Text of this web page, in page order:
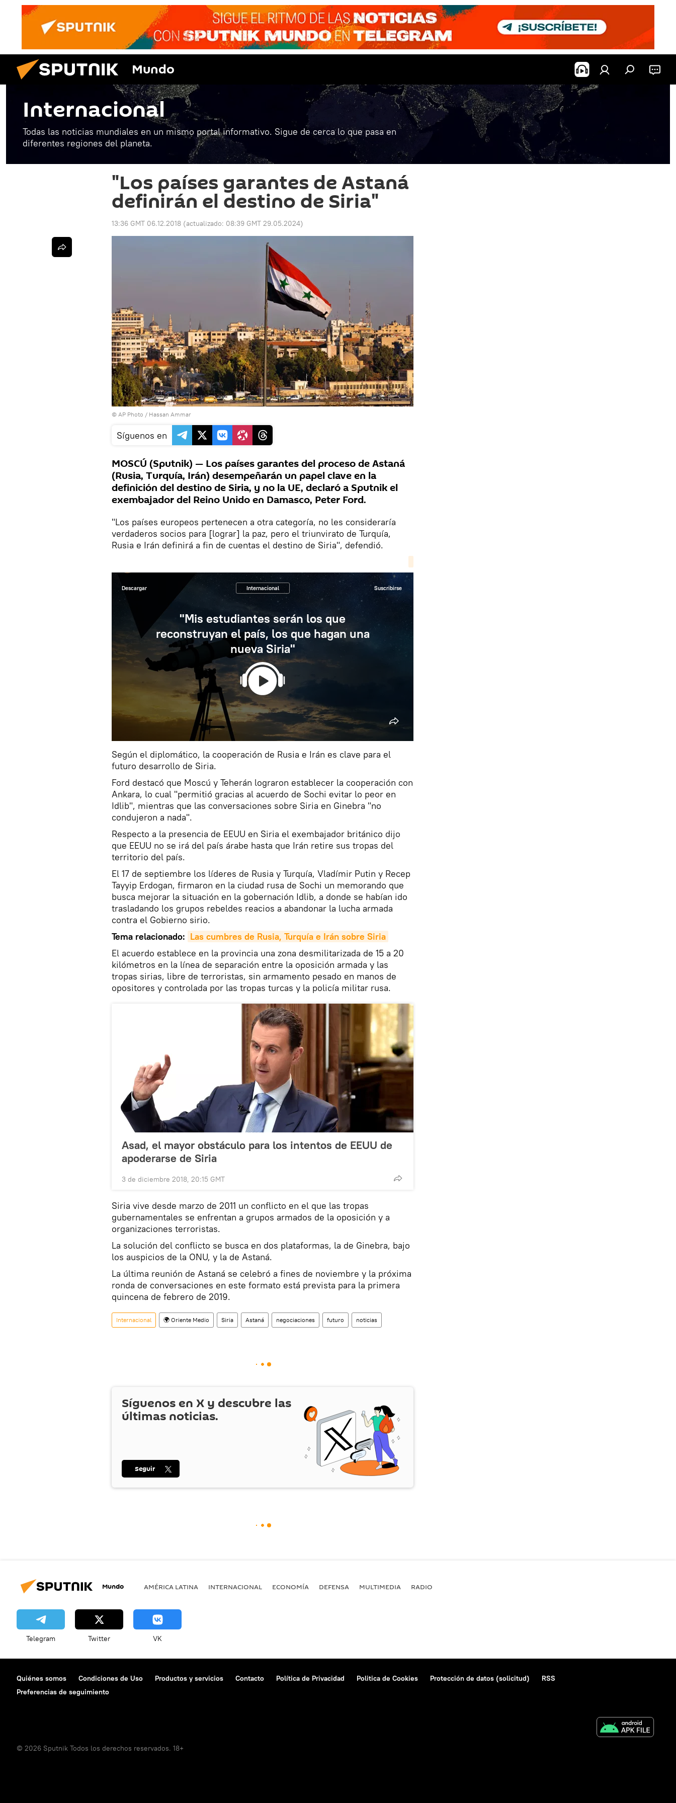
Mundo
Internacional
Todas las noticias mundiales en un mismo portal informativo. Sigue de cerca lo que pasa en
diferentes regiones del planeta.
"Los países garantes de Astaná
definirán el destino de Siria"
13:36 GMT 06.12.2018 (actualizado: 08:39 GMT 29.05.2024)
© AP Photo / Hassan Ammar
Síguenos en
MOSCÚ (Sputnik) — Los países garantes del proceso de Astaná
(Rusia, Turquía, Irán) desempeñarán un papel clave en la
definición del destino de Siria, y no la UE, declaró a Sputnik el
exembajador del Reino Unido en Damasco, Peter Ford.
"Los países europeos pertenecen a otra categoría, no les consideraría
verdaderos socios para [lograr] la paz, pero el triunvirato de Turquía,
Rusia e Irán definirá a fin de cuentas el destino de Siria", defendió.
Internacional
"Mis estudiantes serán los que
reconstruyan el país, los que hagan una
nueva Siria"
Suscribirse
Descargar
Según el diplomático, la cooperación de Rusia e Irán es clave para el
futuro desarrollo de Siria.
Ford destacó que Moscú y Teherán lograron establecer la cooperación con
Ankara, lo cual "permitió gracias al acuerdo de Sochi evitar lo peor en
Idlib", mientras que las conversaciones sobre Siria en Ginebra "no
condujeron a nada".
Respecto a la presencia de EEUU en Siria el exembajador británico dijo
que EEUU no se irá del país árabe hasta que Irán retire sus tropas del
territorio del país.
El 17 de septiembre los líderes de Rusia y Turquía, Vladímir Putin y Recep
Tayyip Erdogan, firmaron en la ciudad rusa de Sochi un memorando que
busca mejorar la situación en la gobernación Idlib, a donde se habían ido
trasladando los grupos rebeldes reacios a abandonar la lucha armada
contra el Gobierno sirio.
Tema relacionado: Las cumbres de Rusia, Turquía e Irán sobre Siria
El acuerdo establece en la provincia una zona desmilitarizada de 15 a 20
kilómetros en la línea de separación entre la oposición armada y las
tropas sirias, libre de terroristas, sin armamento pesado en manos de
opositores y controlada por las tropas turcas y la policía militar rusa.
Asad, el mayor obstáculo para los intentos de EEUU de
apoderarse de Siria
3 de diciembre 2018, 20:15 GMT
Siria vive desde marzo de 2011 un conflicto en el que las tropas
gubernamentales se enfrentan a grupos armados de la oposición y a
organizaciones terroristas.
La solución del conflicto se busca en dos plataformas, la de Ginebra, bajo
los auspicios de la ONU, y la de Astaná.
La última reunión de Astaná se celebró a fines de noviembre y la próxima
ronda de conversaciones en este formato está prevista para la primera
quincena de febrero de 2019.
Internacional 🌍 Oriente Medio Siria Astaná negociaciones futuro noticias
Síguenos en X y descubre las
últimas noticias.
Seguir
Mundo AMÉRICA LATINA INTERNACIONAL ECONOMÍA DEFENSA MULTIMEDIA RADIO
Telegram Twitter VK
Quiénes somos Condiciones de Uso Productos y servicios Contacto Política de Privacidad Politica de Cookies Protección de datos (solicitud)
RSS
Preferencias de seguimiento
© 2026 Sputnik Todos los derechos reservados. 18+